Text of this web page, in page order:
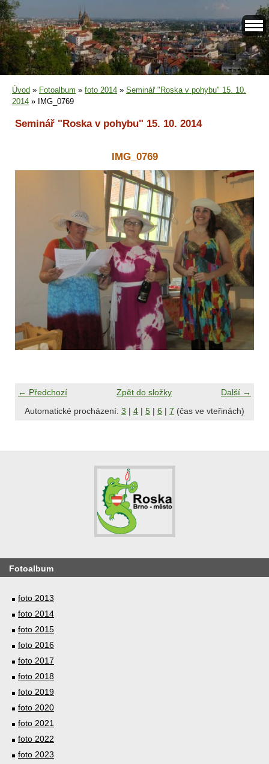
Úvod » Fotoalbum » foto 2014 » Seminář "Roska v pohybu" 15. 10.
2014 » IMG_0769
Seminář "Roska v pohybu" 15. 10. 2014
IMG_0769
← Předchozí Další →
Zpět do složky
Automatické procházení: 3 | 4 | 5 | 6 | 7 (čas ve vteřinách)
Fotoalbum
foto 2013
foto 2014
foto 2015
foto 2016
foto 2017
foto 2018
foto 2019
foto 2020
foto 2021
foto 2022
foto 2023